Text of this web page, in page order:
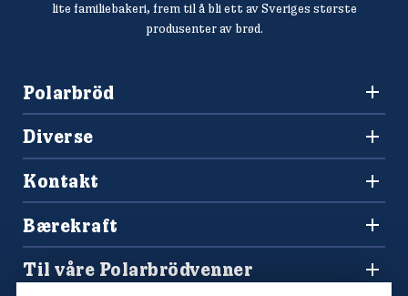
lite familiebakeri, frem til å bli ett av Sveriges største
produsenter av brød.
Polarbröd
+47 477 00 266
salg@finkrogh.no
Diverse
Oppskrifter
Våre brød
Kontakt
Spørsmål og svar
Bærekraft
Polarmetoden
Til våre Polarbrödvenner